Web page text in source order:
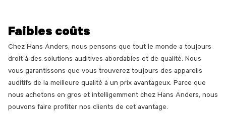
Faibles coûts
Chez Hans Anders, nous pensons que tout le monde a toujours
droit à des solutions auditives abordables et de qualité. Nous
vous garantissons que vous trouverez toujours des appareils
auditifs de la meilleure qualité à un prix avantageux. Parce que
nous achetons en gros et intelligemment chez Hans Anders, nous
pouvons faire profiter nos clients de cet avantage.